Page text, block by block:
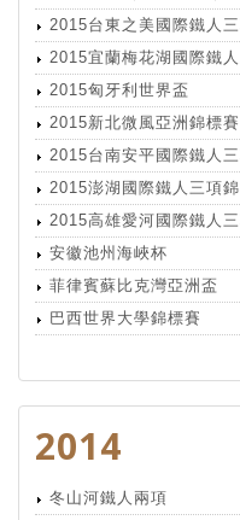
2015台東之美國際鐵人
2015宜蘭梅花湖國際鐵
2015匈牙利世界盃
2015新北微風亞洲錦標賽
2015台南安平國際鐵人
2015澎湖國際鐵人三項
2015高雄愛河國際鐵人
安徽池州海峽杯
菲律賓蘇比克灣亞洲盃
巴西世界大學錦標賽
2014
冬山河鐵人兩項